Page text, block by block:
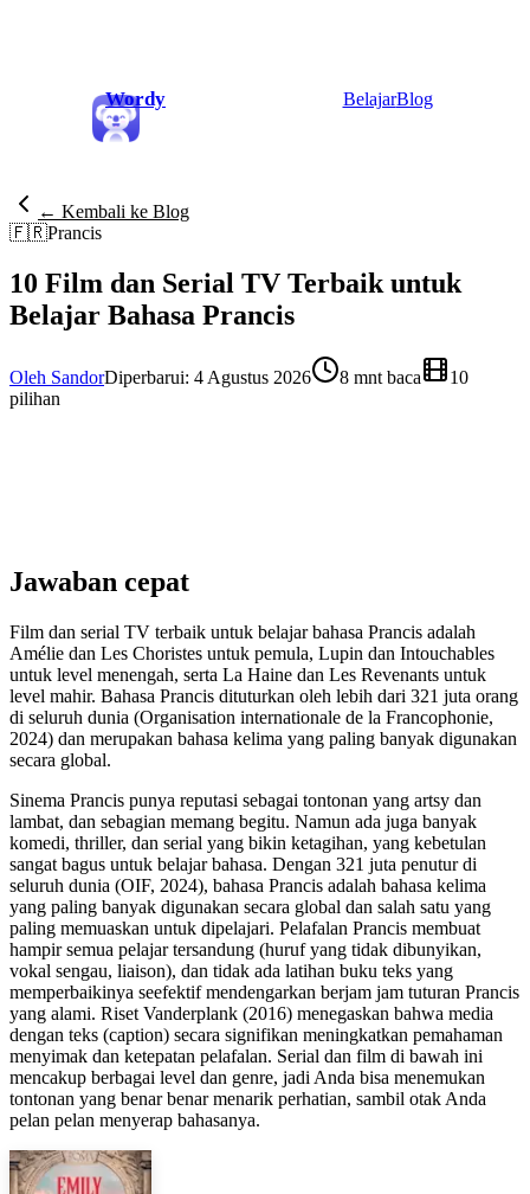
Wordy BelajarBlog
← Kembali ke Blog
🇫🇷Prancis
10 Film dan Serial TV Terbaik untuk
Belajar Bahasa Prancis
Oleh SandorDiperbarui: 4 Agustus 2026 8 mnt baca
10
pilihan
Jawaban cepat
Film dan serial TV terbaik untuk belajar bahasa Prancis adalah
Amélie dan Les Choristes untuk pemula, Lupin dan Intouchables
untuk level menengah, serta La Haine dan Les Revenants untuk
level mahir. Bahasa Prancis dituturkan oleh lebih dari 321 juta orang
di seluruh dunia (Organisation internationale de la Francophonie,
2024) dan merupakan bahasa kelima yang paling banyak digunakan
secara global.
Sinema Prancis punya reputasi sebagai tontonan yang artsy dan
lambat, dan sebagian memang begitu. Namun ada juga banyak
komedi, thriller, dan serial yang bikin ketagihan, yang kebetulan
sangat bagus untuk belajar bahasa. Dengan 321 juta penutur di
seluruh dunia (OIF, 2024), bahasa Prancis adalah bahasa kelima
yang paling banyak digunakan secara global dan salah satu yang
paling memuaskan untuk dipelajari. Pelafalan Prancis membuat
hampir semua pelajar tersandung (huruf yang tidak dibunyikan,
vokal sengau, liaison), dan tidak ada latihan buku teks yang
memperbaikinya seefektif mendengarkan berjam jam tuturan Prancis
yang alami. Riset Vanderplank (2016) menegaskan bahwa media
dengan teks (caption) secara signifikan meningkatkan pemahaman
menyimak dan ketepatan pelafalan. Serial dan film di bawah ini
mencakup berbagai level dan genre, jadi Anda bisa menemukan
tontonan yang benar benar menarik perhatian, sambil otak Anda
pelan pelan menyerap bahasanya.